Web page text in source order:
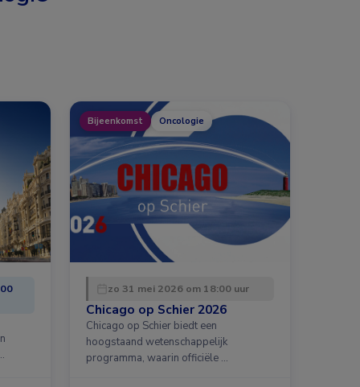
Bijeenkomst Oncologie
zo 31 mei 2026 om 18:00 uur
Chicago op Schier 2026
Chicago op Schier biedt een
hoogstaand wetenschappelijk
programma, waarin officiële …